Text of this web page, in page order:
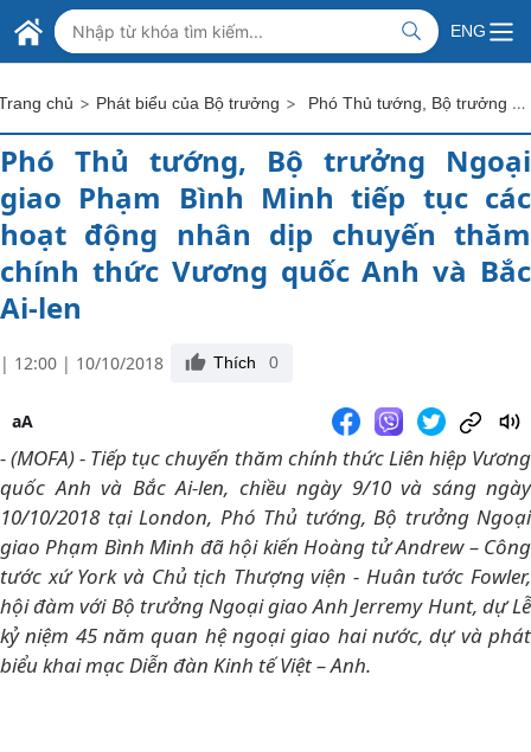
Skip to Main Content
BỘ NGOẠI GIAO VIỆT NAM
MINISTRY OF FOREIGN AFFAIRS
ENG
chủ > Phát biểu của Bộ trưởng > Phó Thủ tướng, Bộ trưởng Ngoại giao Phạm Bình Minh tiếp tục các hoạt động nhân dịp chuyến thăm chính thức Vương quốc Anh và Bắc Ai-len
Phó Thủ tướng, Bộ trưởng Ngoại
giao Phạm Bình Minh tiếp tục các
hoạt động nhân dịp chuyến thăm
chính thức Vương quốc Anh và Bắc
Ai-len
| 12:00 | 10/10/2018 Thích 0
aA
- (MOFA) - Tiếp tục chuyến thăm chính thức Liên hiệp Vương
quốc Anh và Bắc Ai-len, chiều ngày 9/10 và sáng ngày
10/10/2018 tại London, Phó Thủ tướng, Bộ trưởng Ngoại
giao Phạm Bình Minh đã hội kiến Hoàng tử Andrew – Công
tước xứ York và Chủ tịch Thượng viện - Huân tước Fowler,
hội đàm với Bộ trưởng Ngoại giao Anh Jerremy Hunt, dự Lễ
kỷ niệm 45 năm quan hệ ngoại giao hai nước, dự và phát
biểu khai mạc Diễn đàn Kinh tế Việt – Anh.